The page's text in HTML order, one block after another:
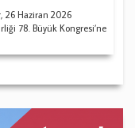
26 Haziran 2026
78. Büyük Kongresi’ne